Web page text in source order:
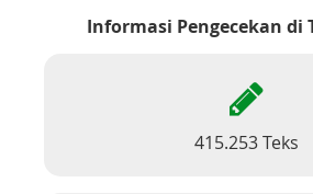
Informasi Pengecekan di
415.253 Teks